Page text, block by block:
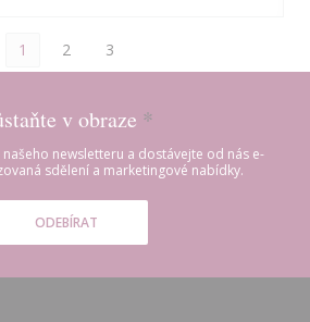
1 2 3
v obraze *
newsletteru a dostávejte od nás e-
sdělení a marketingové nabídky.
ODEBÍRAT